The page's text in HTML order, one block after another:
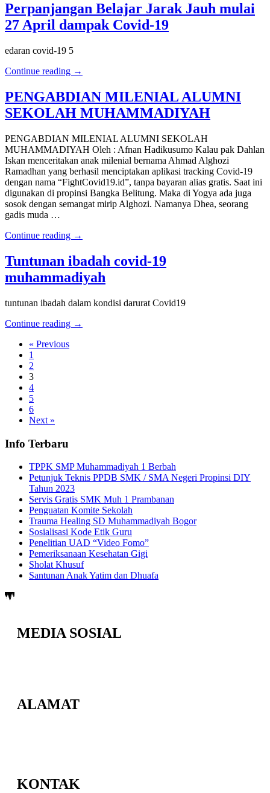
Perpanjangan Belajar Jarak Jauh mulai
27 April dampak Covid-19
edaran covid-19 5
Continue reading →
PENGABDIAN MILENIAL ALUMNI
SEKOLAH MUHAMMADIYAH
PENGABDIAN MILENIAL ALUMNI SEKOLAH
MUHAMMADIYAH Oleh : Afnan Hadikusumo Kalau pak Dahlan
Iskan menceritakan anak milenial bernama Ahmad Alghozi
Ramadhan yang berhasil menciptakan aplikasi tracking Covid-19
dengan nama “FightCovid19.id”, tanpa bayaran alias gratis. Saat ini
digunakan di propinsi Bangka Belitung. Maka di Yogya ada juga
sosok dengan semangat mirip Alghozi. Namanya Dhea, seorang
gadis muda …
Continue reading →
Tuntunan ibadah covid-19
muhammadiyah
tuntunan ibadah dalam kondisi darurat Covid19
Continue reading →
« Previous
1
2
3
4
5
6
Next »
Info Terbaru
TPPK SMP Muhammadiyah 1 Berbah
Petunjuk Teknis PPDB SMK / SMA Negeri Propinsi DIY
Tahun 2023
Servis Gratis SMK Muh 1 Prambanan
Penguatan Komite Sekolah
Trauma Healing SD Muhammadiyah Bogor
Sosialisasi Kode Etik Guru
Penelitian UAD “Video Fomo”
Pemeriksanaan Kesehatan Gigi
Sholat Khusuf
Santunan Anak Yatim dan Dhuafa
MEDIA SOSIAL
ALAMAT
KONTAK